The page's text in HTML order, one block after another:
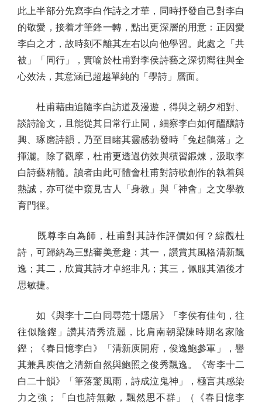
此上半部分先寫李白作詩之才華，同時抒發自己對李白
的敬愛，接着才筆鋒一轉，點出更深層的用意：正因愛
李白之才，故時刻不離其左右以向他學習。此處之「共
被」「同行」，實喻於杜甫對李侯詩藝之深切嚮往與全
心效法，其意涵已超越單純的「學詩」層面。
杜甫藉由追隨李白訪道及漫遊，得與之朝夕相對、
談詩論文，且能從其日常行止間，細察李白如何醞釀詩
興、琢磨詩韻，乃至目睹其靈感勃發時「兔起鶻落」之
揮灑。除了觀摩，杜甫更透過仿效與積習鍛煉，汲取李
白詩藝精髓。讀者由此可體會杜甫對詩歌創作的執着與
熱誠，亦可從中窺見古人「身教」與「神會」之文學教
育門徑。
既尊李白為師，杜甫對其詩作評價如何？綜觀杜
詩，可歸納為三點審美意趣：其一，讚賞其風格清新飄
逸；其二，欣賞其詩才卓絕非凡；其三，佩服其酒後才
思敏捷。
如《與李十二白同尋范十隱居》「李侯有佳句，往
往似陰鏗」讚其清秀流麗，比肩南朝梁陳時期名家陰
鏗；《春日憶李白》「清新庾開府，俊逸鮑參軍」，譽
其兼具庾信之清新自然與鮑照之俊秀飄逸。《寄李十二
白二十韻》「筆落驚風雨，詩成泣鬼神」，極言其感染
力之強；「白也詩無敵，飄然思不群」（《春日憶李